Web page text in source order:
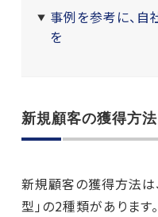
事例を参考に、
を
新規顧客の獲得方
新規顧客の獲得方法は
型」の2種類があります。